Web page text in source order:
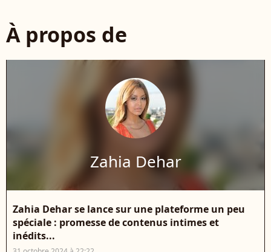
À propos de
Zahia Dehar
Zahia Dehar se lance sur une plateforme un peu
spéciale : promesse de contenus intimes et
inédits...